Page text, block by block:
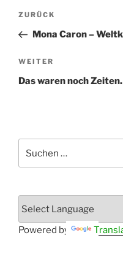
Beitragsnavigation
Vorheriger
Beitrag
ZURÜCK
Mona Caron –
Nächster
Beitrag
WEITER
Das waren noch
nach:
Powered by